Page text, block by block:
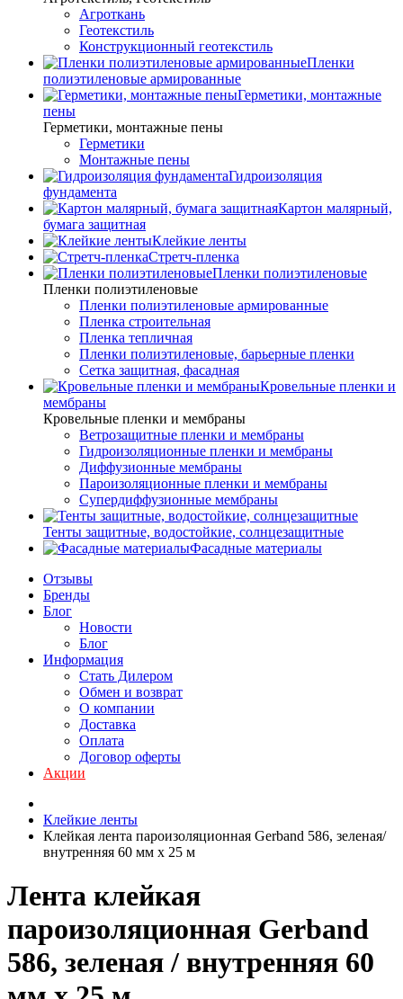
Агроткань
Геотекстиль
Конструкционный геотекстиль
Пленки
полиэтиленовые армированные
Герметики, монтажные
пены
Герметики, монтажные пены
Герметики
Монтажные пены
Гидроизоляция
фундамента
Картон малярный,
бумага защитная
Клейкие ленты
Стретч-пленка
Пленки полиэтиленовые
Пленки полиэтиленовые
Пленки полиэтиленовые армированные
Пленка строительная
Пленка тепличная
Пленки полиэтиленовые, барьерные пленки
Сетка защитная, фасадная
Кровельные пленки и
мембраны
Кровельные пленки и мембраны
Ветрозащитные пленки и мембраны
Гидроизоляционные пленки и мембраны
Диффузионные мембраны
Пароизоляционные пленки и мембраны
Супердиффузионные мембраны
Тенты защитные, водостойкие, солнцезащитные
Фасадные материалы
Отзывы
Бренды
Блог
Новости
Блог
Информация
Стать Дилером
Обмен и возврат
О компании
Доставка
Оплата
Договор оферты
Акции
Клейкие ленты
Клейкая лента пароизоляционная Gerband 586, зеленая/
внутренняя 60 мм x 25 м
Лента клейкая
пароизоляционная Gerband
586, зеленая / внутренняя 60